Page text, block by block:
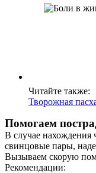
Читайте также:
Творожная
Помогаем
В случае нахождения
свинцовые пары,
Вызываем скорую
Рекомендации: